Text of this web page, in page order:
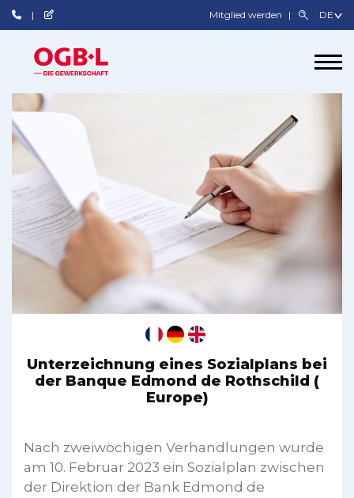
Mitglied werden
Unterzeichnung eines Sozialplans bei
der Banque Edmond de Rothschild (
Europe)
Nach zweiwöchigen Verhandlungen wurde
am 10. Februar 2023 ein Sozialplan zwischen
der Direktion der Bank Edmond de